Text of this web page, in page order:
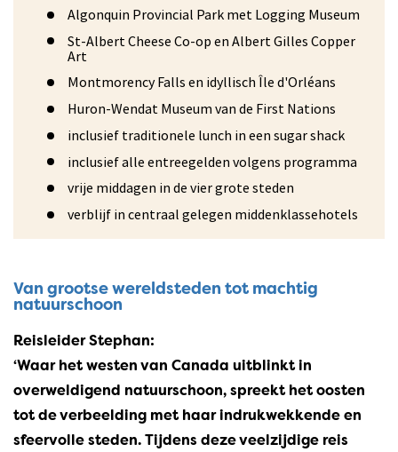
Algonquin Provincial Park met Logging Museum
St-Albert Cheese Co-op en Albert Gilles Copper
Art
Montmorency Falls en idyllisch Île d'Orléans
Huron-Wendat Museum van de First Nations
inclusief traditionele lunch in een sugar shack
inclusief alle entreegelden volgens programma
vrije middagen in de vier grote steden
verblijf in centraal gelegen middenklassehotels
Van grootse wereldsteden tot machtig
natuurschoon
Reisleider Stephan:
‘Waar het westen van Canada uitblinkt in
overweldigend natuurschoon, spreekt het oosten
tot de verbeelding met haar indrukwekkende en
sfeervolle steden. Tijdens deze veelzijdige reis